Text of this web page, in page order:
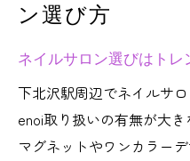
ン選び方
ネイルサロン選びはト
下北沢駅周辺でネイルサ
enoi取り扱いの有無が大
マグネットやワンカラー